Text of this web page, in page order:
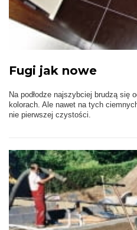
Fugi jak nowe
Na podłodze najszybciej brudzą się
kolorach. Ale nawet na tych
nie pierwszej czystości.